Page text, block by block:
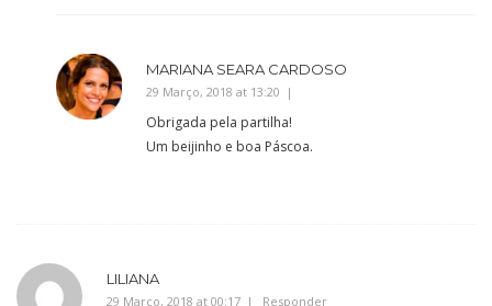
MARIANA SEARA CARDOSO
29 Março, 2018 at 13:20
Obrigada pela partilha!
Um beijinho e boa Páscoa.
LILIANA
29 Março, 2018 at 00:17 Responder